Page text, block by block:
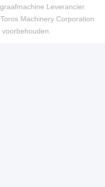
Leverancier.
Machinery Corporation